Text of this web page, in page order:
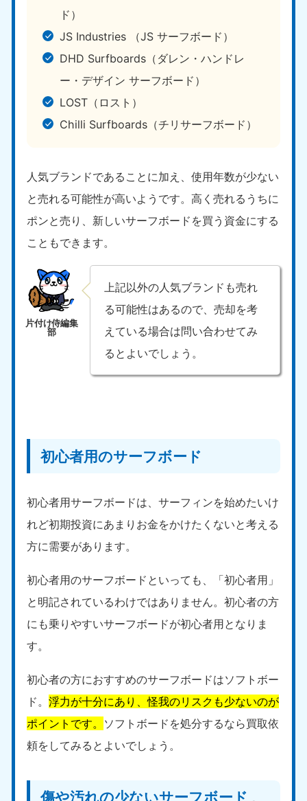
ド）
JS Industries （JS サーフボード）
DHD Surfboards（ダレン・ハンドレ
ー・デザイン サーフボード）
LOST（ロスト）
Chilli Surfboards（チリサーフボード）
人気ブランドであることに加え、使用年数が少ない
と売れる可能性が高いようです。高く売れるうちに
ポンと売り、新しいサーフボードを買う資金にする
こともできます。
上記以外の人気ブランドも売れ
る可能性はあるので、売却を考
えている場合は問い合わせてみ
るとよいでしょう。
初心者用のサーフボード
初心者用サーフボードは、サーフィンを始めたいけ
れど初期投資にあまりお金をかけたくないと考える
方に需要があります。
初心者用のサーフボードといっても、「初心者用」
と明記されているわけではありません。初心者の方
にも乗りやすいサーフボードが初心者用となりま
す。
初心者の方におすすめのサーフボードはソフトボー
ド。浮力が十分にあり、怪我のリスクも少ないのが
ポイントです。 ソフトボードを処分するなら買取依
頼をしてみるとよいでしょう。
傷や汚れの少ないサーフボード